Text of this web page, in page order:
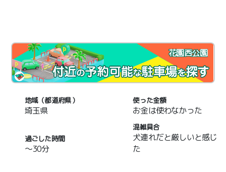
花園西公園
地域（都道府県）
埼玉県
使った金額
お金は使わなかった
過ごした時間
～30分
混雑具合
犬連れだと厳しいと感じ
た